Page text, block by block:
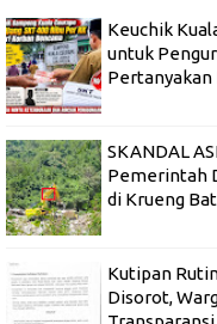
Keuchik
untuk
Pertanyakan
SKANDAL
Pemerintah
di Krueng
Kutipan
Disorot,